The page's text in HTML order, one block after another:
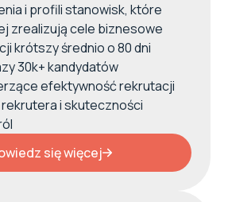
i profili stanowisk, które
zrealizują cele biznesowe
krótszy średnio o 80 dni
30k+ kandydatów
efektywność rekrutacji
i skuteczności
się więcej